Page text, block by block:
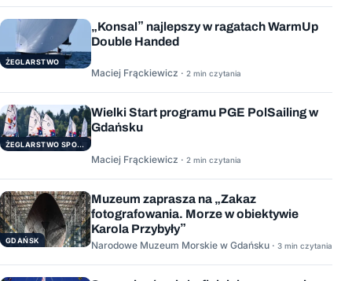
ŻEGLARSTWO
„Konsal” najlepszy w ragatach WarmUp
Double Handed
Maciej Frąckiewicz · 2 min czytania
ŻEGLARSTWO SPORTOWE
Wielki Start programu PGE PolSailing w
Gdańsku
Maciej Frąckiewicz · 2 min czytania
GDAŃSK
Muzeum zaprasza na „Zakaz
fotografowania. Morze w obiektywie
Karola Przybyły”
Narodowe Muzeum Morskie w Gdańsku · 3 min czytania